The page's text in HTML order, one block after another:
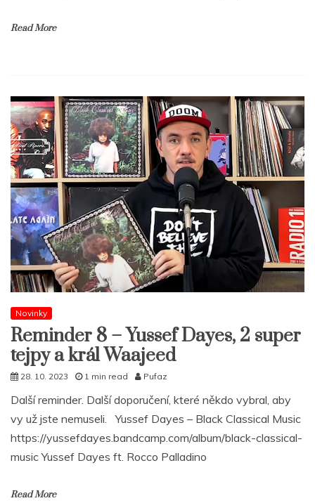
Read More
Novinky
Reminder 8 – Yussef Dayes, 2 super
tejpy a král Waajeed
28. 10. 2023 1 min read Pufaz
Další reminder. Další doporučení, které někdo vybral, aby
vy už jste nemuseli. Yussef Dayes – Black Classical Music
https://yussefdayes.bandcamp.com/album/black-classical-
music Yussef Dayes ft. Rocco Palladino
Read More